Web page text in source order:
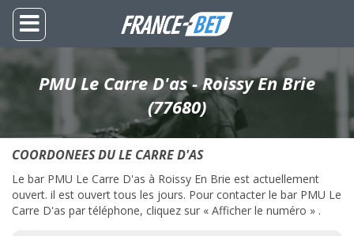
PMU Le Carre D'as - Roissy En Brie
(77680)
COORDONEES DU LE CARRE D'AS
Le bar PMU Le Carre D'as à Roissy En Brie est actuellement
ouvert. il est ouvert tous les jours. Pour contacter le bar PMU Le
Carre D'as par téléphone, cliquez sur « Afficher le numéro » .